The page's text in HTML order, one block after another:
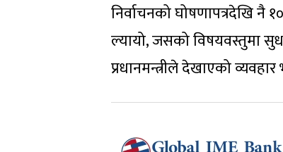
निर्वाचनको घोषणापत्रदेखि नै
ल्यायो, जसको विषयवस्तुमा
प्रधानमन्त्रीले देखाएको